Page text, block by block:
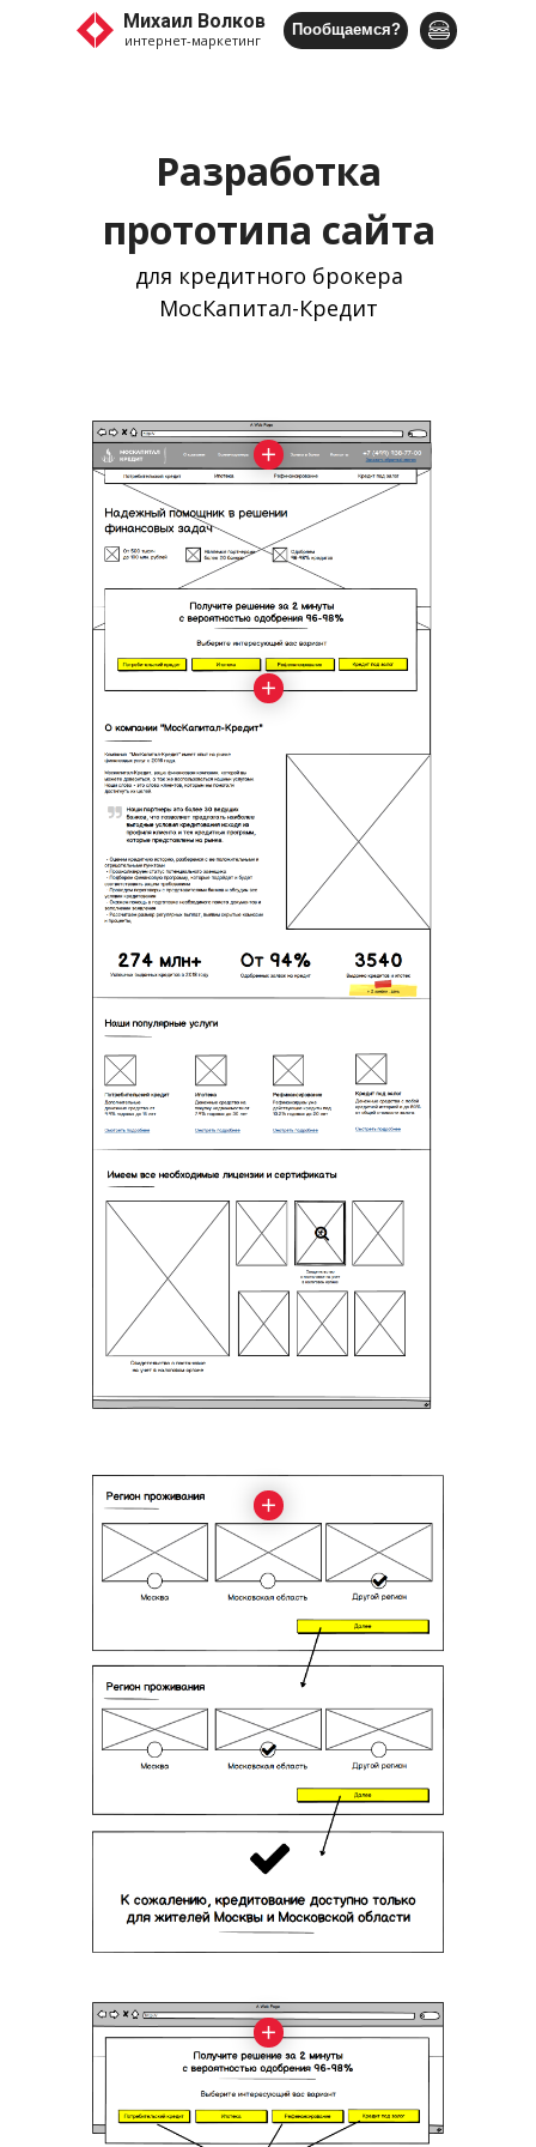
Михаил Волков
интернет-маркетинг
Пообщаемся?
Разработка
прототипа сайта
для кредитного брокера
МосКапитал-Кредит